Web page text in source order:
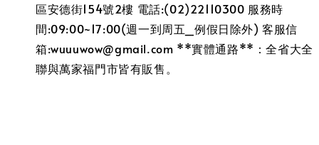
區安德街154號2樓 電話:(02)22110300 服務時
間:09:00~17:00(週一到周五_例假日除外) 客服信
箱:wuuuwow@gmail.com **實體通路**：全省大全
聯與萬家福門市皆有販售。